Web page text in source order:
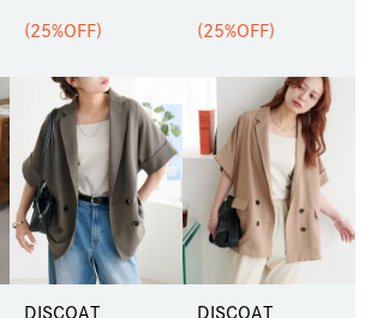
(25%OFF) (25%OFF)
DISCOAT DISCOAT